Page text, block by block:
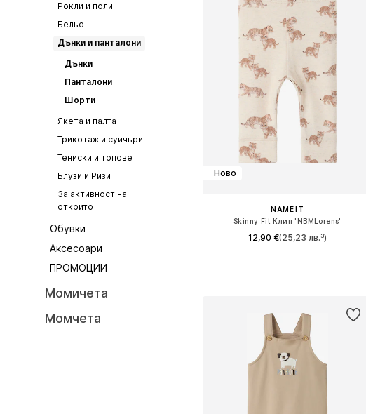
Рокли и поли
Бельо
Дънки и панталони
Дънки
Панталони
Шорти
Якета и палта
Трикотаж и суичъри
Тениски и топове
Блузи и Ризи
За активност на
открито
Обувки
Аксесоари
ПРОМОЦИИ
Момичета
Момчета
Ново
NAME IT
Skinny Fit Клин 'NBMLorens'
12,90 €(25,23 лв.³)